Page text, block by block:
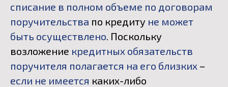
списание в полном объеме по договорам
поручительства по кредиту не может
быть осуществлено. Поскольку
возложение кредитных обязательств
поручителя полагается на его близких –
если не имеется каких-либо